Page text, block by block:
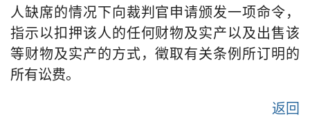
人缺席的情况下向裁判官申请颁发一项命令，
指示以扣押该人的任何财物及实产以及出售该
等财物及实产的方式，徵取有关条例所订明的
所有讼费。
返回